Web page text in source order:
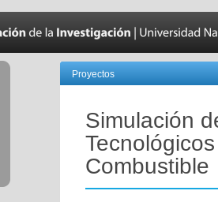
Proyectos
Simulación
Combustible